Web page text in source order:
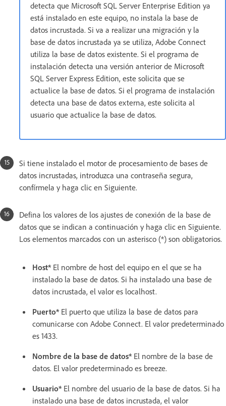
detecta que Microsoft SQL Server Enterprise Edition ya
está instalado en este equipo, no instala la base de
datos incrustada. Si va a realizar una migración y la
base de datos incrustada ya se utiliza, Adobe Connect
utiliza la base de datos existente. Si el programa de
instalación detecta una versión anterior de Microsoft
SQL Server Express Edition, este solicita que se
actualice la base de datos. Si el programa de instalación
detecta una base de datos externa, este solicita al
usuario que actualice la base de datos.
Si tiene instalado el motor de procesamiento de bases de
datos incrustadas, introduzca una contraseña segura,
confírmela y haga clic en Siguiente.
Defina los valores de los ajustes de conexión de la base de
datos que se indican a continuación y haga clic en Siguiente.
Los elementos marcados con un asterisco (*) son obligatorios.
Host* El nombre de host del equipo en el que se ha
instalado la base de datos. Si ha instalado una base de
datos incrustada, el valor es localhost.
Puerto* El puerto que utiliza la base de datos para
comunicarse con Adobe Connect. El valor predeterminado
es 1433.
Nombre de la base de datos* El nombre de la base de
datos. El valor predeterminado es breeze.
Usuario* El nombre del usuario de la base de datos. Si ha
instalado una base de datos incrustada, el valor